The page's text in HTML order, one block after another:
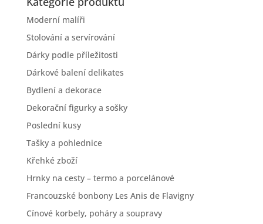
Moderní malíři
Stolování a servírování
Dárky podle příležitosti
Dárkové balení delikates
Bydlení a dekorace
Dekorační figurky a sošky
Poslední kusy
Tašky a pohlednice
Křehké zboží
Hrnky na cesty – termo a porcelánové
Francouzské bonbony Les Anis de Flavigny
Cínové korbely, poháry a soupravy